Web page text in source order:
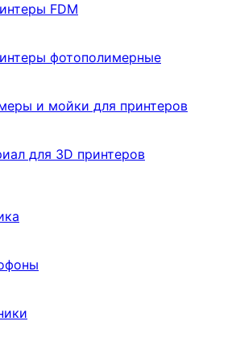
FDM
фотополимерные
и мойки для принтеров
для 3D принтеров